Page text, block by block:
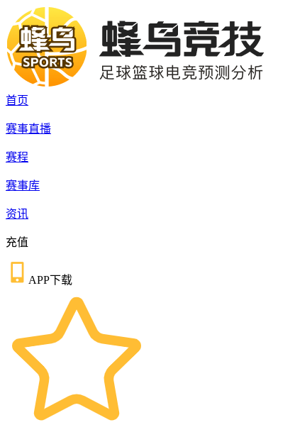
首页
赛事直播
赛程
赛事库
资讯
充值
APP下载